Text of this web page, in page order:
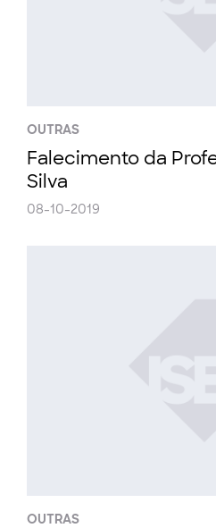
OUTRAS
Falecimento da
Silva
08-10-2019
OUTRAS